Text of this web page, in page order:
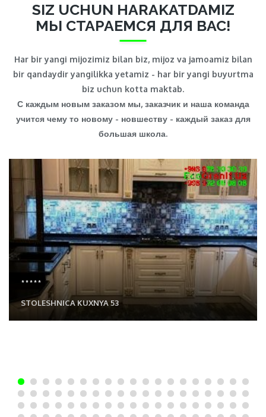
SIZ UCHUN HARAKATDAMIZ
МЫ СТАРАЕМСЯ ДЛЯ ВАС!
Har bir yangi mijozimiz bilan biz, mijoz va jamoamiz bilan
bir qandaydir yangilikka yetamiz - har bir yangi buyurtma
biz uchun kotta maktab.
С каждым новым заказом мы, заказчик и наша команда
учится чему то новому - новшеству - каждый заказ для
большая школа.
*****
STOLESHNICA KUXNYA 53